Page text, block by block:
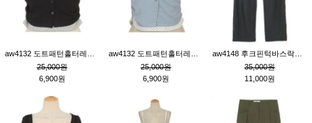
25,000원
6,900원
25,000원
6,900원
35,000원
11,000원